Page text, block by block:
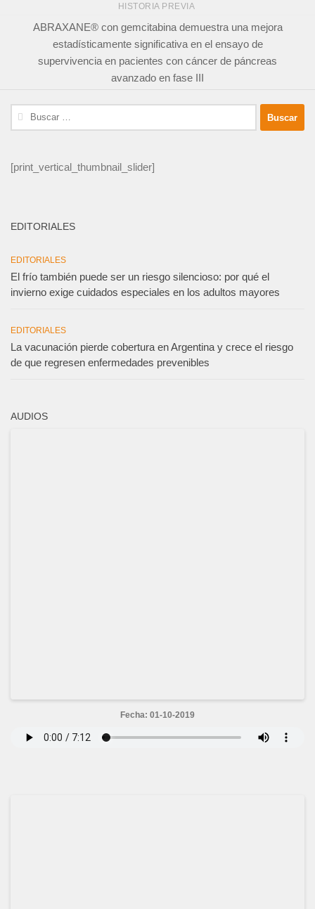
HISTORIA PREVIA
ABRAXANE® con gemcitabina demuestra una mejora
estadísticamente significativa en el ensayo de
supervivencia en pacientes con cáncer de páncreas
avanzado en fase III
Buscar:
[print_vertical_thumbnail_slider]
EDITORIALES
EDITORIALES
El frío también puede ser un riesgo silencioso: por qué el
invierno exige cuidados especiales en los adultos mayores
EDITORIALES
La vacunación pierde cobertura en Argentina y crece el riesgo
de que regresen enfermedades prevenibles
AUDIOS
Fecha: 01-10-2019